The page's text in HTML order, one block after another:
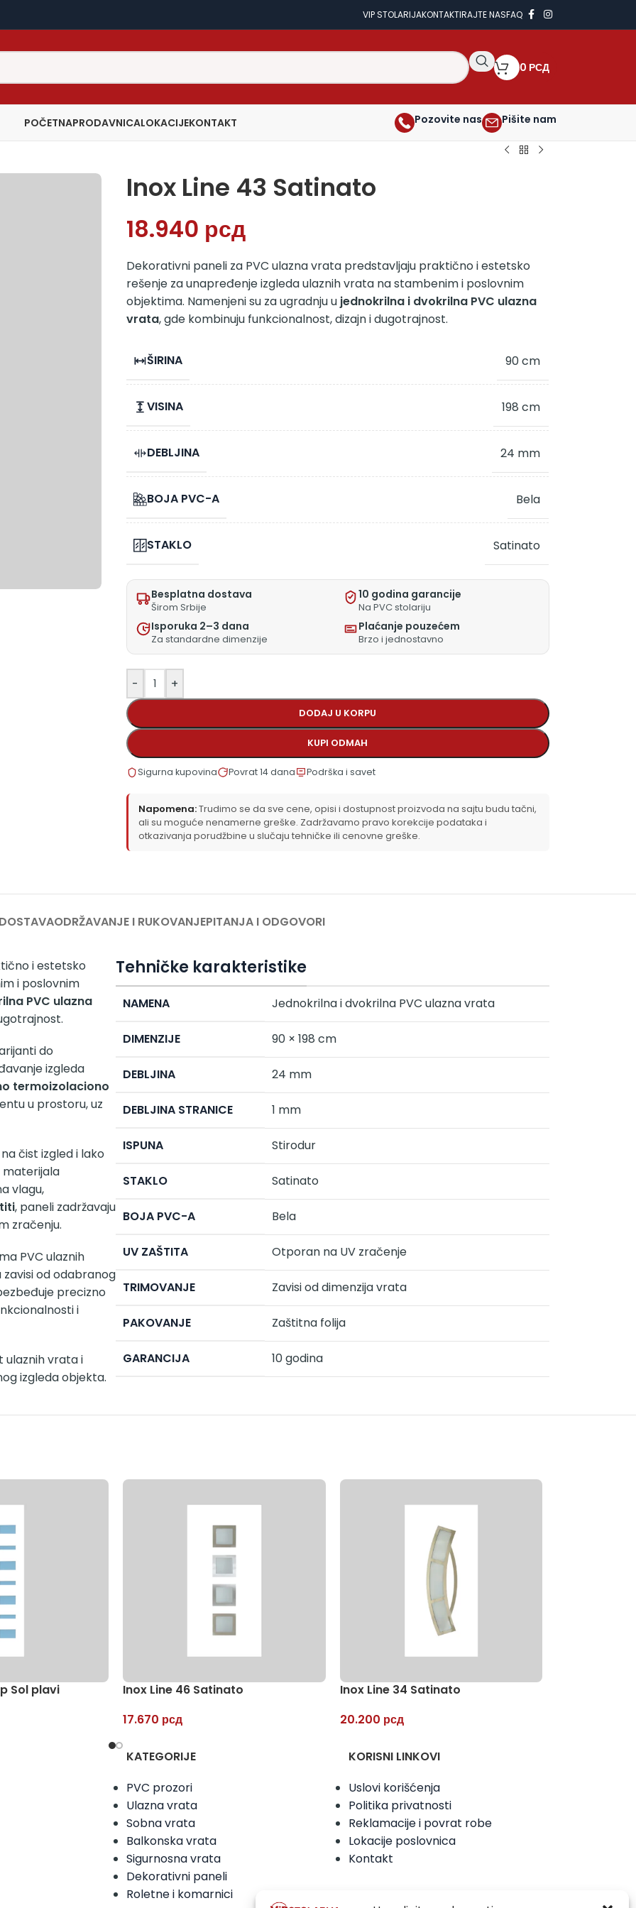
VIP STOLARIJAKONTAKTIRAJTE NASFAQ
0 РСД
POČETNAPRODAVNICALOKACIJEKONTAKT Pozovite nas Pišite nam
Inox Line 43 Satinato
18.940 рсд
Dekorativni paneli za PVC ulazna vrata predstavljaju praktično i estetsko
rešenje za unapređenje izgleda ulaznih vrata na stambenim i poslovnim
objektima. Namenjeni su za ugradnju u jednokrilna i dvokrilna PVC ulazna
vrata, gde kombinuju funkcionalnost, dizajn i dugotrajnost.
ŠIRINA 90 cm
VISINA 198 cm
DEBLJINA 24 mm
BOJA PVC-A Bela
STAKLO Satinato
Besplatna dostava
Širom Srbije
10 godina garancije
Na PVC stolariju
Isporuka 2–3 dana
Za standardne dimenzije
Plaćanje pouzećem
Brzo i jednostavno
- +
DODAJ U KORPU
KUPI ODMAH
Sigurna kupovina Povrat 14 dana Podrška i savet
Napomena:Trudimo se da sve cene, opisi i dostupnost proizvoda na sajtu budu tačni,
ali su moguće nenamerne greške. Zadržavamo pravo korekcije podataka i
otkazivanja porudžbine u slučaju tehničke ili cenovne greške.
ODRŽAVANJE I RUKOVANJEPITANJA I ODGOVORI
i estetsko
i poslovnim
PVC ulazna
do
izgleda
termoizolaciono
u prostoru, uz
čist izgled i lako
materijala
vlagu,
, paneli zadržavaju
zračenju.
PVC ulaznih
od odabranog
precizno
i
ulaznih vrata i
izgleda objekta.
Tehničke karakteristike
NAMENA Jednokrilna i dvokrilna PVC ulazna vrata
DIMENZIJE 90 × 198 cm
DEBLJINA 24 mm
DEBLJINA STRANICE 1 mm
ISPUNA Stirodur
STAKLO Satinato
BOJA PVC-A Bela
UV ZAŠTITA Otporan na UV zračenje
TRIMOVANJE Zavisi od dimenzija vrata
PAKOVANJE Zaštitna folija
GARANCIJA 10 godina
Sol plavi
Inox Line 46 Satinato
17.670 рсд
Inox Line 34 Satinato
20.200 рсд
KATEGORIJE
PVC prozori
Ulazna vrata
Sobna vrata
Balkonska vrata
Sigurnosna vrata
Dekorativni paneli
Roletne i komarnici
KORISNI LINKOVI
Uslovi korišćenja
Politika privatnosti
Reklamacije i povrat robe
Lokacije poslovnica
Kontakt